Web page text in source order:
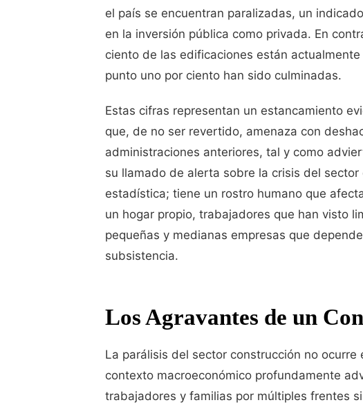
el país se encuentran paralizadas, un
en la inversión pública como privada. En
ciento de las edificaciones están
punto uno por ciento han sido culminadas.
Estas cifras representan un estancamiento
que, de no ser revertido, amenaza con
administraciones anteriores, tal y como
su llamado de alerta sobre la crisis del
estadística; tiene un rostro humano que
un hogar propio, trabajadores que han visto
pequeñas y medianas empresas que
subsistencia.
Los Agravantes de un
La parálisis del sector construcción no
contexto macroeconómico profundamente
trabajadores y familias por múltiples frentes